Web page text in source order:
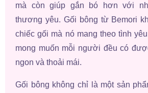
mà còn giúp gắn bó hơn với
thương yêu. Gối bông từ Bemori
chiếc gối mà nó mang theo tình
mong muốn mỗi người đều có
ngon và thoải mái.
Gối bông không chỉ là một sản